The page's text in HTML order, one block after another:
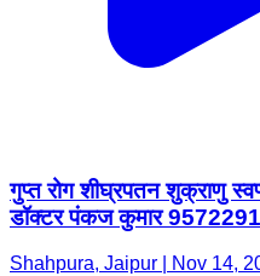
गुप्त रोग शीघ्रपतन शुक्राणु
डॉक्टर पंकज कुमार
Shahpura, Jaipur | Nov 14,